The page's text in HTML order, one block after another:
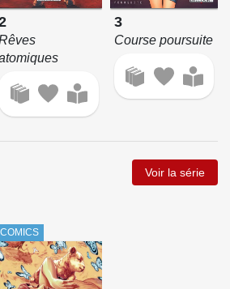
3
Course poursuite
Voir la série
COMICS